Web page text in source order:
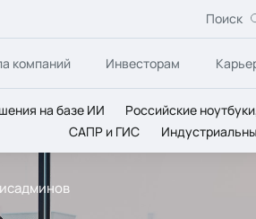
Поиск
компаний Инвесторам
на базе ИИ Российские
САПР и ГИС